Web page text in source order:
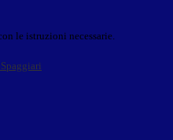
le istruzioni necessarie.